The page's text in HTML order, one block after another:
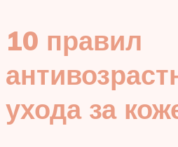
10 правил
ухода за